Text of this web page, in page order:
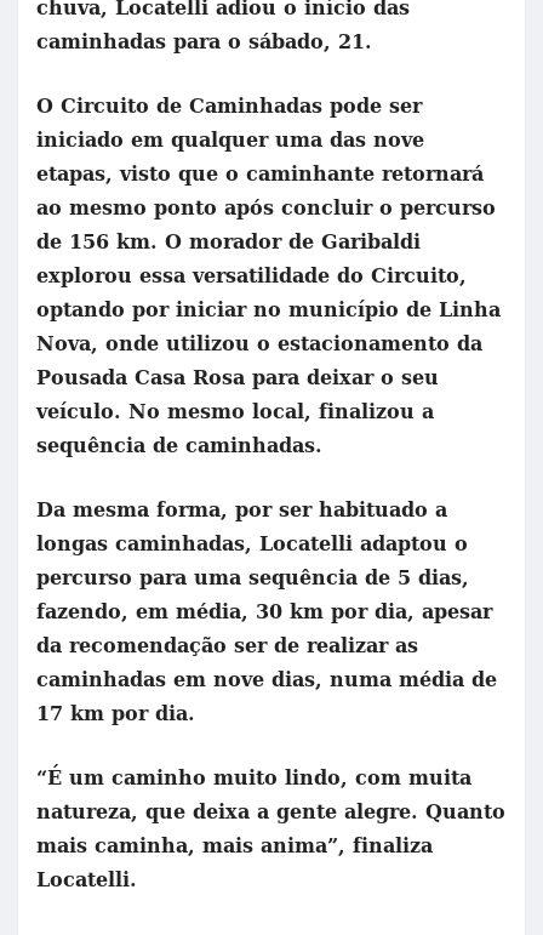
chuva, Locatelli adiou o início das
caminhadas para o sábado, 21.
O Circuito de Caminhadas pode ser
iniciado em qualquer uma das nove
etapas, visto que o caminhante retornará
ao mesmo ponto após concluir o percurso
de 156 km. O morador de Garibaldi
explorou essa versatilidade do Circuito,
optando por iniciar no município de Linha
Nova, onde utilizou o estacionamento da
Pousada Casa Rosa para deixar o seu
veículo. No mesmo local, finalizou a
sequência de caminhadas.
Da mesma forma, por ser habituado a
longas caminhadas, Locatelli adaptou o
percurso para uma sequência de 5 dias,
fazendo, em média, 30 km por dia, apesar
da recomendação ser de realizar as
caminhadas em nove dias, numa média de
17 km por dia.
“É um caminho muito lindo, com muita
natureza, que deixa a gente alegre. Quanto
mais caminha, mais anima”, finaliza
Locatelli.